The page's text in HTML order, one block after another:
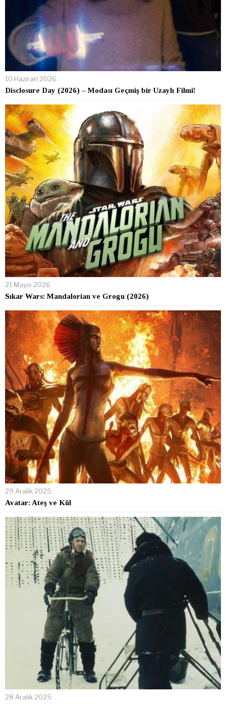
10 Haziran 2026
Disclosure Day (2026) – Modası Geçmiş bir Uzaylı Filmi!
21 Mayıs 2026
Sıkar Wars: Mandalorian ve Grogu (2026)
29 Aralık 2025
Avatar: Ateş ve Kül
28 Aralık 2025